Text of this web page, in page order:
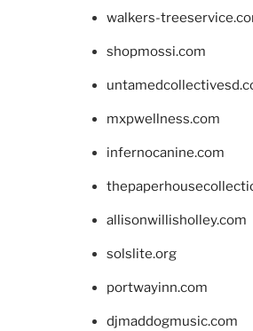
walkers-
shopmossi.com
mxpwellness.com
infernocanine.com
allisonwillisholley.com
solslite.org
portwayinn.com
djmaddogmusic.com